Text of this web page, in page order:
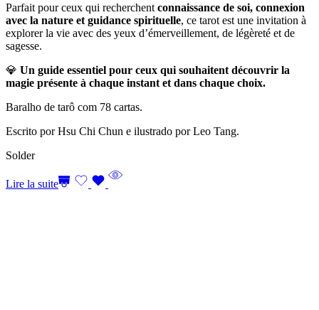
Parfait pour ceux qui recherchent connaissance de soi, connexion
avec la nature et guidance spirituelle, ce tarot est une invitation à
explorer la vie avec des yeux d’émerveillement, de légèreté et de
sagesse.
💎 Un guide essentiel pour ceux qui souhaitent découvrir la
magie présente à chaque instant et dans chaque choix.
Baralho de tarô com 78 cartas.
Escrito por Hsu Chi Chun e ilustrado por Leo Tang.
Solder
Lire la suite